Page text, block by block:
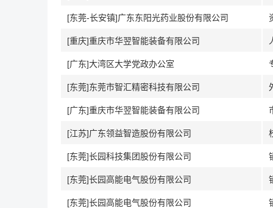
[东莞-长安镇]广东东阳光药业股份有限公司
[重庆]重庆市华翌智能装备有限公司
[广东]大湾区大学党政办公室
[东莞]东莞市智汇精密科技有限公司
[广东]重庆市华翌智能装备有限公司
[江苏]广东领益智造股份有限公司
[东莞]长园科技集团股份有限公司
[东莞]长园高能电气股份有限公司
[东莞]长园高能电气股份有限公司